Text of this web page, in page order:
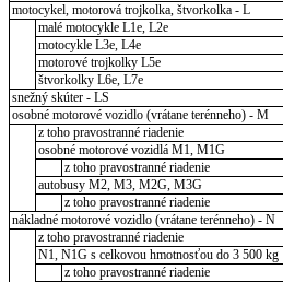
motocykel, motorová trojkolka, štvorkolka - L
malé motocykle L1e, L2e
motocykle L3e, L4e
motorové trojkolky L5e
štvorkolky L6e, L7e
snežný skúter - LS
osobné motorové vozidlo (vrátane terénneho) - M
z toho pravostranné riadenie
osobné motorové vozidlá M1, M1G
z toho pravostranné riadenie
autobusy M2, M3, M2G, M3G
z toho pravostranné riadenie
nákladné motorové vozidlo (vrátane terénneho) - N
z toho pravostranné riadenie
N1, N1G s celkovou hmotnosťou do 3 500 kg
z toho pravostranné riadenie